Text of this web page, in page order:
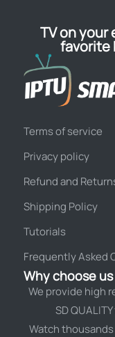
TV on your
favorite
Terms of service
Privacy policy
Refund and
Shipping Policy
Tutorials
Frequently Asked
Why choose us
We provide high
SD
Watch